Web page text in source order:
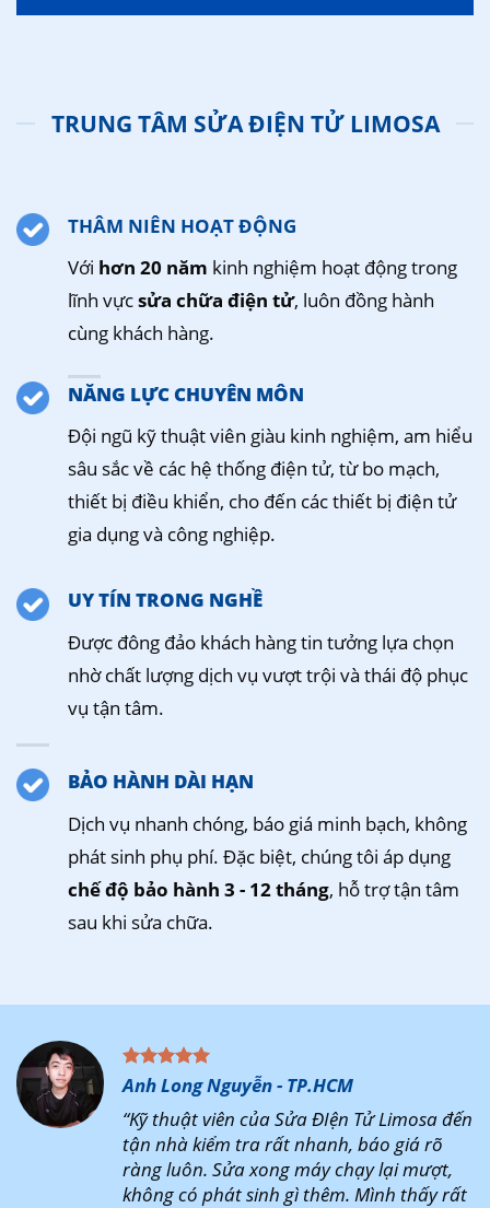
TRUNG TÂM SỬA ĐIỆN TỬ LIMOSA
THÂM NIÊN HOẠT ĐỘNG
Với hơn 20 năm kinh nghiệm hoạt động trong
lĩnh vựcsửa chữa điện tử, luôn đồng hành
cùng khách hàng.
NĂNG LỰC CHUYÊN MÔN
Đội ngũ kỹ thuật viên giàu kinh nghiệm, am hiểu
sâu sắc về các hệ thống điện tử, từ bo mạch,
thiết bị điều khiển, cho đến các thiết bị điện tử
gia dụng và công nghiệp.
UY TÍN TRONG NGHỀ
Được đông đảo khách hàng tin tưởng lựa chọn
nhờ chất lượng dịch vụ vượt trội và thái độ phục
vụ tận tâm.
BẢO HÀNH DÀI HẠN
Dịch vụ nhanh chóng, báo giá minh bạch, không
phát sinh phụ phí. Đặc biệt, chúng tôi áp dụng
chế độ bảo hành 3 - 12 tháng, hỗ trợ tận tâm
sau khi sửa chữa.
Anh Long Nguyễn - TP.HCM
“Kỹ thuật viên của Sửa ĐIện Tử Limosa đến
tận nhà kiểm tra rất nhanh, báo giá rõ
ràng luôn. Sửa xong máy chạy lại mượt,
không có phát sinh gì thêm. Mình thấy rất